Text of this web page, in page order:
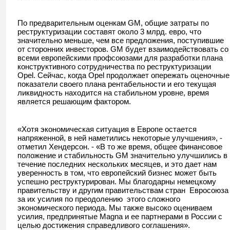
По предварительным оценкам GM, общие затраты по
реструктуризации составят около 3 млрд. евро, что
значительно меньше, чем все предложения, поступившие
от сторонних инвесторов. GM будет взаимодействовать со
всеми европейскими профсоюзами для разработки плана
конструктивного сотрудничества по реструктуризации
Opel. Сейчас, когда Opel продолжает опережать оценочные
показатели своего плана рентабельности и его текущая
ликвидность находится на стабильном уровне, время
является решающим фактором.
«Хотя экономическая ситуация в Европе остается
напряженной, в ней наметились некоторые улучшения», -
отметил Хендерсон. - «В то же время, общее финансовое
положение и стабильность GM значительно улучшились в
течение последних нескольких месяцев, и это дает нам
уверенность в том, что европейский бизнес может быть
успешно реструктурирован. Мы благодарны немецкому
правительству и другим правительствам стран Евросоюза
за их усилия по преодолению этого сложного
экономического периода. Мы также высоко оцениваем
усилия, предпринятые Magna и ее партнерами в России с
целью достижения справедливого соглашения».